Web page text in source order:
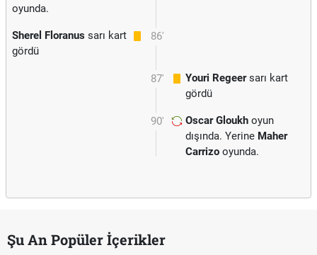
oyunda.
86'
Sherel Floranus sarı kart
gördü
87' Youri Regeersarı kart
gördü
90' Oscar Gloukh oyun
dışında. Yerine Maher
Carrizo oyunda.
Şu An Popüler İçerikler